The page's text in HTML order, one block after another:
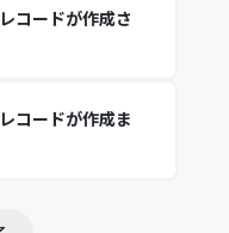
コードが作成さ
コードが作成ま